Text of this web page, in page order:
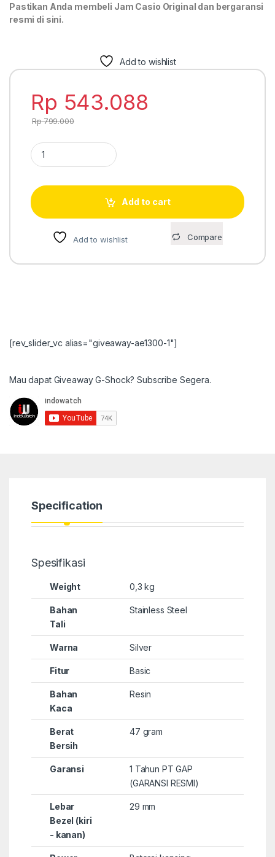
Pastikan Anda membeli Jam Casio Original dan bergaransi
resmi di sini.
Add to wishlist
Rp 543.088
Rp799.000
Casio AQ-230A-7DMQ garansi resmi quantity
Add to cart
Add to wishlist Compare
[rev_slider_vc alias="giveaway-ae1300-1"]
Mau dapat Giveaway G-Shock? Subscribe Segera.
Specification
Spesifikasi
Weight 0,3 kg
Bahan
Tali
Stainless Steel
Warna Silver
Fitur Basic
Bahan
Kaca
Resin
Berat
Bersih
47 gram
Garansi
1 Tahun PT GAP
(GARANSI RESMI)
Lebar
Bezel (kiri
- kanan)
29 mm